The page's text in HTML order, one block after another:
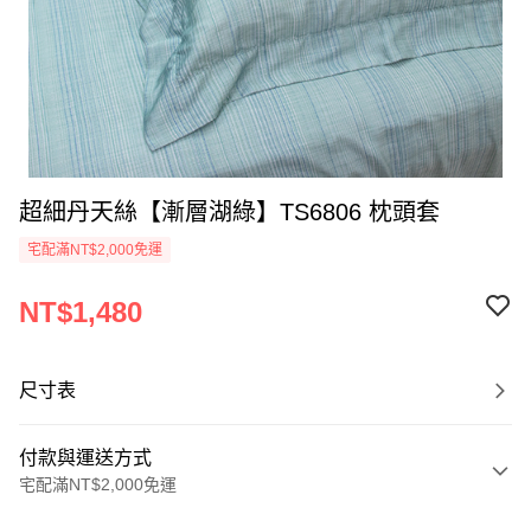
超細丹天絲【漸層湖綠】TS6806 枕頭套
宅配滿NT$2,000免運
NT$1,480
尺寸表
付款與運送方式
宅配滿NT$2,000免運